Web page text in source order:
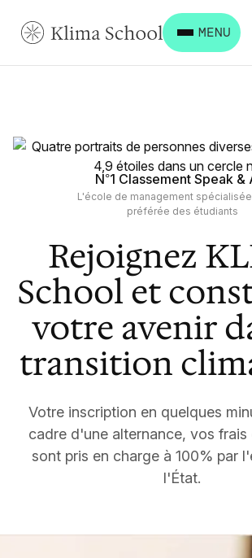
MENU
N°1 Classement Speak &
L'école de management spécialisée
préférée des étudiants
Rejoignez
School et
votre avenir
transition
Votre inscription en quelques
cadre d'une alternance, vos
sont pris en charge à 100% par
l'État.